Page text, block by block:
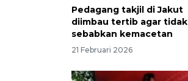
Pedagang takjil di Jakut
diimbau tertib agar tidak
sebabkan kemacetan
21 Februari 2026